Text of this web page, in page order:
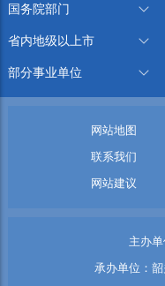
国务院部门
省内地级以上市
部分事业单位
网站地图
联系我们
网站建议
主办
承办单位：